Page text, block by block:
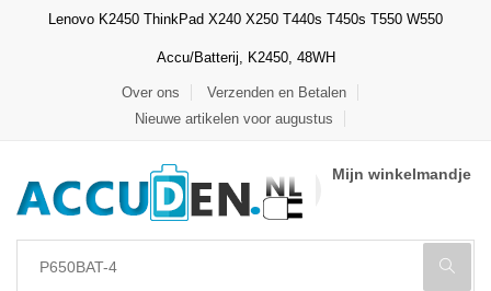
Lenovo K2450 ThinkPad X240 X250 T440s T450s T550 W550
Accu/Batterij, K2450, 48WH
Over ons
Verzenden en Betalen
Nieuwe artikelen voor augustus
Mijn winkelmandje